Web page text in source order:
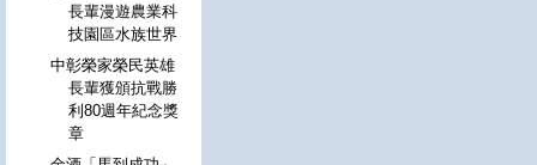
長輩漫遊農業科
技園區水族世界
中彰榮家榮民英雄
長輩獲頒抗戰勝
利80週年紀念獎
章